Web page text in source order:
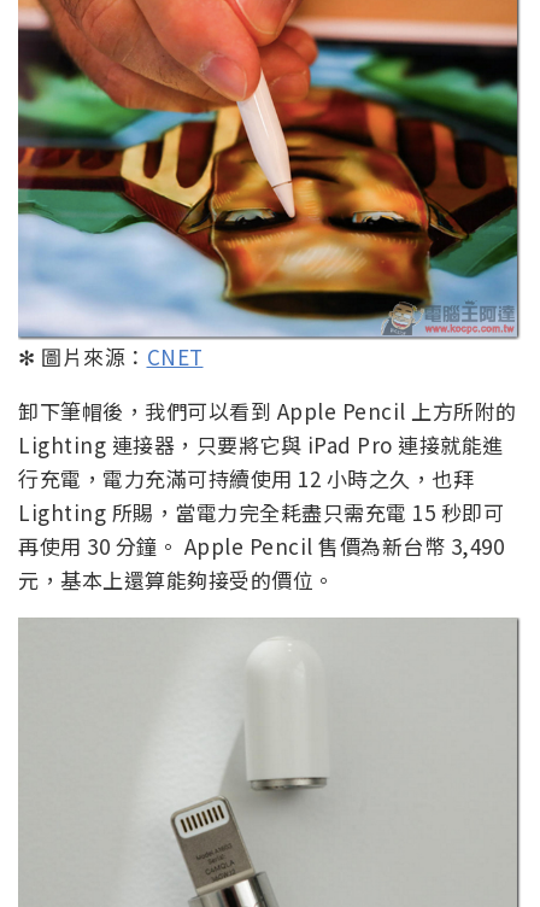
✻ 圖片來源： CNET
卸下筆帽後，我們可以看到 Apple Pencil 上方所附的
Lighting 連接器，只要將它與 iPad Pro 連接就能進
行充電，電力充滿可持續使用 12 小時之久，也拜
Lighting 所賜，當電力完全耗盡只需充電 15 秒即可
再使用 30 分鐘。 Apple Pencil 售價為新台幣 3,490
元，基本上還算能夠接受的價位。